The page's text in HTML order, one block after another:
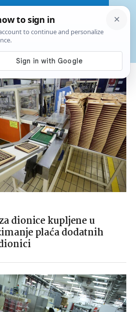
dionice kupljene u
plaća dodatnih